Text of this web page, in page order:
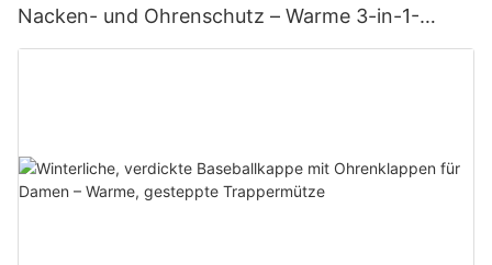
Nacken- und Ohrenschutz – Warme 3-in-1-
Babymütze im Trapper-Stil